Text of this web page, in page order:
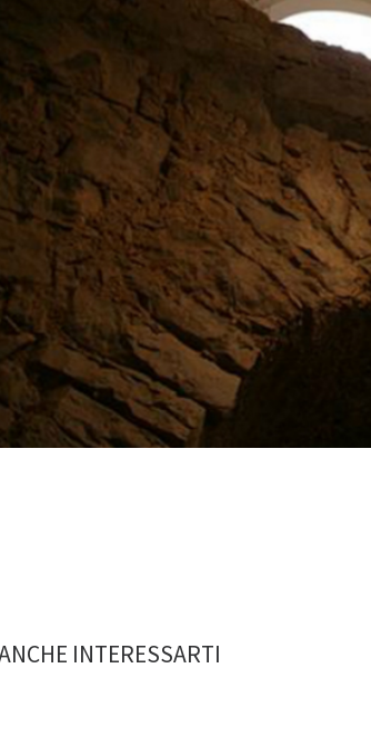
INTERESSARTI